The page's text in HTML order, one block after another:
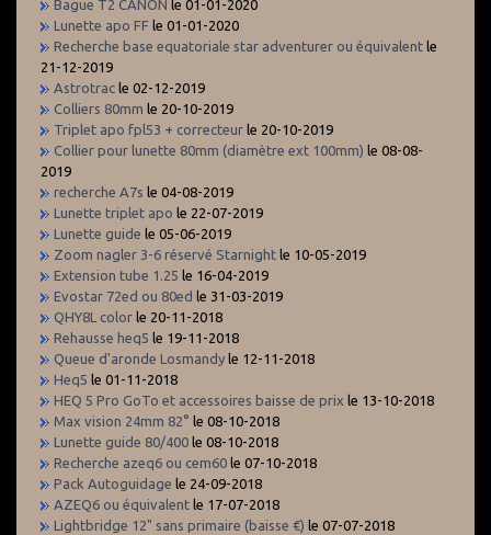
Bague T2 CANON le 01-01-2020
Lunette apo FF le 01-01-2020
Recherche base equatoriale star adventurer ou équivalent le
21-12-2019
Astrotrac le 02-12-2019
Colliers 80mm le 20-10-2019
Triplet apo fpl53 + correcteur le 20-10-2019
Collier pour lunette 80mm (diamètre ext 100mm) le 08-08-
2019
recherche A7s le 04-08-2019
Lunette triplet apo le 22-07-2019
Lunette guide le 05-06-2019
Zoom nagler 3-6 réservé Starnight le 10-05-2019
Extension tube 1.25 le 16-04-2019
Evostar 72ed ou 80ed le 31-03-2019
QHY8L color le 20-11-2018
Rehausse heq5 le 19-11-2018
Queue d'aronde Losmandy le 12-11-2018
Heq5 le 01-11-2018
HEQ 5 Pro GoTo et accessoires baisse de prix le 13-10-2018
Max vision 24mm 82° le 08-10-2018
Lunette guide 80/400 le 08-10-2018
Recherche azeq6 ou cem60 le 07-10-2018
Pack Autoguidage le 24-09-2018
AZEQ6 ou équivalent le 17-07-2018
Lightbridge 12" sans primaire (baisse €) le 07-07-2018